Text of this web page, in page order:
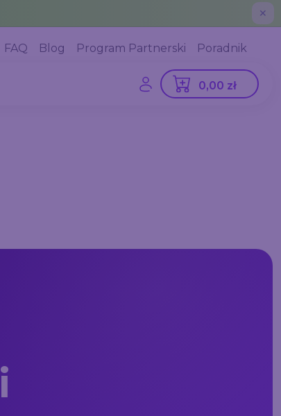
✕
FAQ Blog Program Partnerski Poradnik
0,00 zł